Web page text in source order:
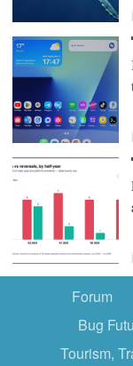
Forum
Bug
Tourism,